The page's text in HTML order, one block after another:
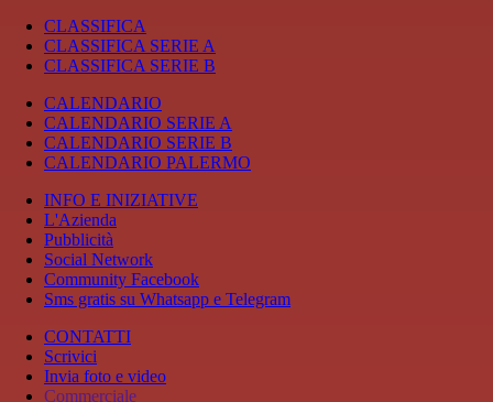
CLASSIFICA
CLASSIFICA SERIE A
CLASSIFICA SERIE B
CALENDARIO
CALENDARIO SERIE A
CALENDARIO SERIE B
CALENDARIO PALERMO
INFO E INIZIATIVE
L'Azienda
Pubblicità
Social Network
Community Facebook
Sms gratis su Whatsapp e Telegram
CONTATTI
Scrivici
Invia foto e video
Commerciale